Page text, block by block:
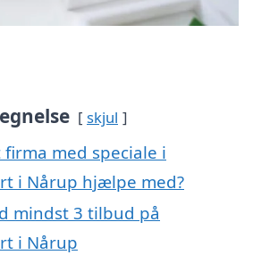
skjul
med speciale i
i Nårup hjælpe med?
mindst 3 tilbud på
i Nårup